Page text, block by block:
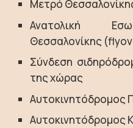
Μετρό
Ανατολική
Θεσσαλονίκης
Σύνδεση
της χώρας
Αυτοκινητόδρομος
Αυτοκινητόδρομος